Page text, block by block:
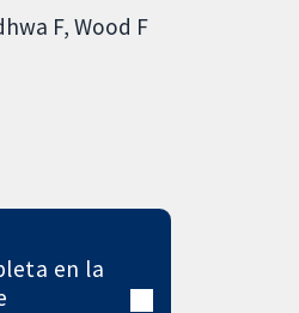
F Wood F
en la